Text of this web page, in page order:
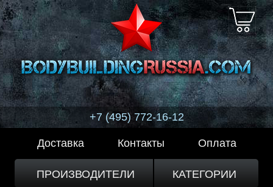
+7 (495) 772-16-12
Доставка Контакты Оплата
ПРОИЗВОДИТЕЛИ КАТЕГОРИИ